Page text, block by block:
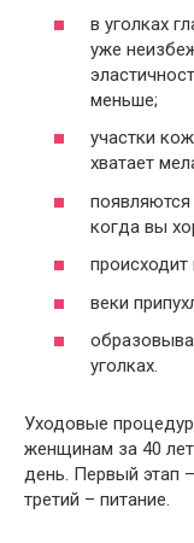
в уголках
уже
меньше;
участки
хватает
когда вы
веки
уголках.
Уходовые
женщинам за 40
день. Первый этап
третий – питание.